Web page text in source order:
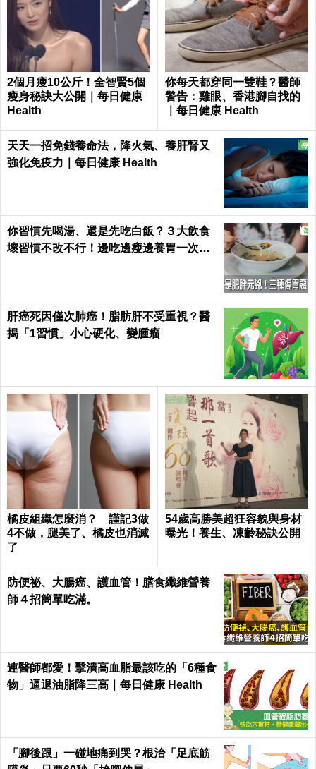
2個月瘦10公斤！全智賢5個
瘦身秘訣大公開｜每日健康
Health
你每天都穿同一雙鞋？醫師
警告：雞眼、香港腳自找的
｜每日健康 Health
天天一招免錢養命法，降火氣、養肝腎又
強化免疫力｜每日健康 Health
你習慣先喝湯、還是先吃白飯？３大飲食
壞習慣不改不行！邊吃邊瘦邊養胃一次做
肝癌死因僅次肺癌！脂肪肝不受重視？醫
揭「1習慣」小心硬化、變腫瘤
橘皮組織怎麼消？ 謹記3做
4不做，腿美了、橘皮也消滅
了
54歲高勝美超狂容貌與身材
曝光！養生、凍齡秘訣公開
防便祕、大腸癌、護血管！膳食纖維營養
師４招簡單吃滿。
連醫師都愛！擊潰高血脂最該吃的「6種食
物」逼退油脂降三高｜每日健康 Health
「腳後跟」一碰地痛到哭？根治「足底筋